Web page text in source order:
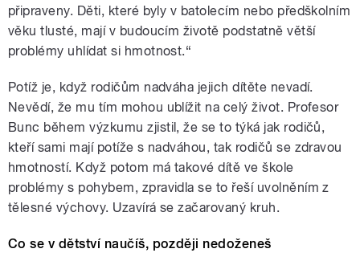
připraveny. Děti, které byly v batolecím nebo předškolním
věku tlusté, mají v budoucím životě podstatně větší
problémy uhlídat si hmotnost.“
Potíž je, když rodičům nadváha jejich dítěte nevadí.
Nevědí, že mu tím mohou ublížit na celý život. Profesor
Bunc během výzkumu zjistil, že se to týká jak rodičů,
kteří sami mají potíže s nadváhou, tak rodičů se zdravou
hmotností. Když potom má takové dítě ve škole
problémy s pohybem, zpravidla se to řeší uvolněním z
tělesné výchovy. Uzavírá se začarovaný kruh.
Co se v dětství naučíš, později nedoženeš